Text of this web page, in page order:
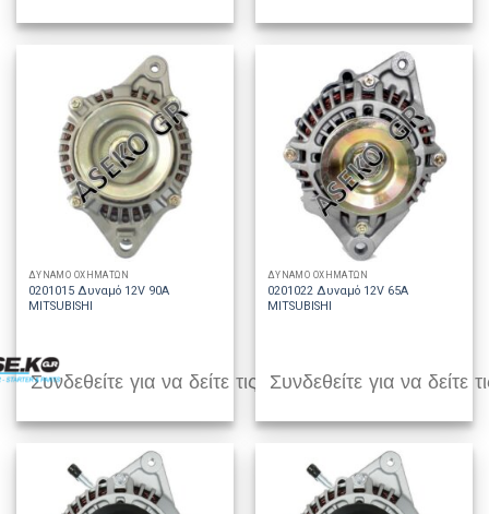
ΔΥΝΑΜΟ ΟΧΗΜΑΤΩΝ
0201015 Δυναμό 12V 90A
MITSUBISHI
Συνδεθείτε για να δείτε τις τιμές
ΔΥΝΑΜΟ ΟΧΗΜΑΤΩΝ
0201022 Δυναμό 12V 65A
MITSUBISHI
Συνδεθείτε για να δείτε